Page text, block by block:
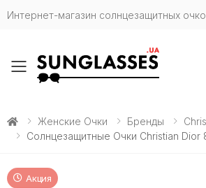
Интернет-магазин солнцезащитных
Toggle mobile menu
Женские Очки Бренды
Солнцезащитные Очки Christian Dior
Акция